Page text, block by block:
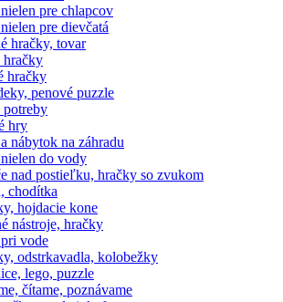
pre chlapcov
pre dievčatá
hračky, tovar
hračky
hračky
penové puzzle
potreby
hry
nábytok na záhradu
do vody
nad postieľku, hračky so zvukom
chodítka
hojdacie kone
nástroje, hračky
vode
odstrkavadla, kolobežky
lego, puzzle
čítame, poznávame